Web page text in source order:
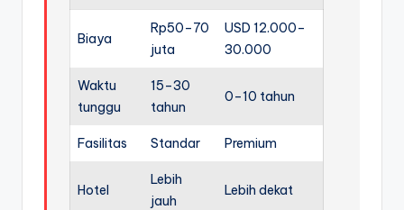
Biaya
Rp50–70
juta
USD 12.000–
30.000
Waktu
tunggu
15–30
tahun
0–10 tahun
Fasilitas Standar Premium
Hotel
Lebih
jauh
Lebih dekat